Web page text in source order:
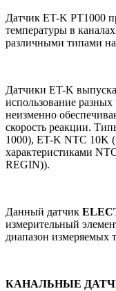
Датчик ET-K PT1000
температуры в
различными типами
Датчики ET-K
использование
неизменно
скорость реакции.
1000), ET-K NTC 10K
характеристиками
REGIN)).
Данный датчик
измерительный
диапазон измеряемых
КАНАЛЬНЫЕ